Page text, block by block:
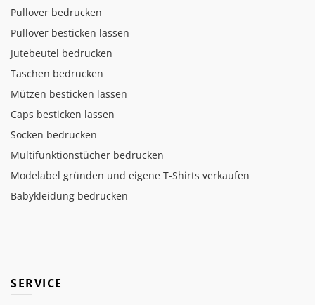
Pullover bedrucken
Pullover besticken lassen
Jutebeutel bedrucken
Taschen bedrucken
Mützen besticken lassen
Caps besticken lassen
Socken bedrucken
Multifunktionstücher bedrucken
Modelabel gründen und eigene T-Shirts verkaufen
Babykleidung bedrucken
SERVICE